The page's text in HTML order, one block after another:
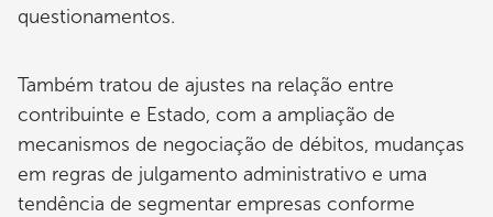
questionamentos.
Também tratou de ajustes na relação entre
contribuinte e Estado, com a ampliação de
mecanismos de negociação de débitos, mudanças
em regras de julgamento administrativo e uma
tendência de segmentar empresas conforme